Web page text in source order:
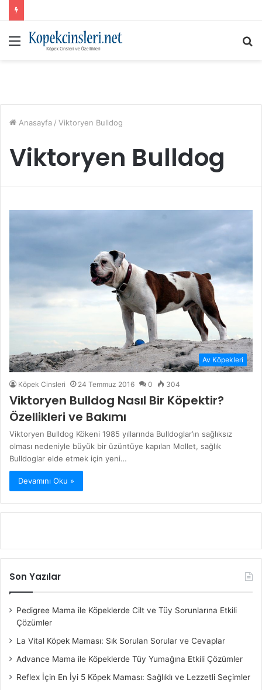
Menü
Anasayfa / Viktoryen Bulldog
Viktoryen Bulldog
Av Köpekleri
Köpek Cinsleri 24 Temmuz 2016 0 304
Viktoryen Bulldog Nasıl Bir Köpektir?
Özellikleri ve Bakımı
Viktoryen Bulldog Kökeni 1985 yıllarında Bulldoglar’ın sağlıksız
olması nedeniyle büyük bir üzüntüye kapılan Mollet, sağlık
Bulldoglar elde etmek için yeni…
Devamını Oku »
Son Yazılar
Pedigree Mama ile Köpeklerde Cilt ve Tüy Sorunlarına Etkili
Çözümler
La Vital Köpek Maması: Sık Sorulan Sorular ve Cevaplar
Advance Mama ile Köpeklerde Tüy Yumağına Etkili Çözümler
Reflex İçin En İyi 5 Köpek Maması: Sağlıklı ve Lezzetli Seçimler